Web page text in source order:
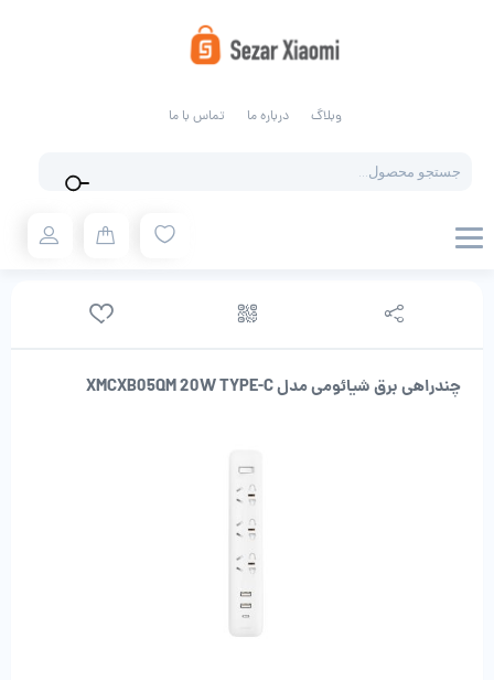
وبلاگ درباره ما تماس با ما
search
چندراهی برق شیائومی مدل XMCXB05QM 20W TYPE-C